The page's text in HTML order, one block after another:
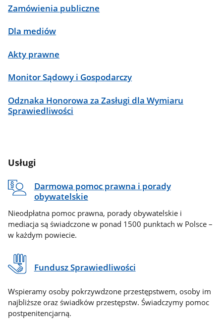
Zamówienia publiczne
Dla mediów
Akty prawne
Monitor Sądowy i Gospodarczy
Odznaka Honorowa za Zasługi dla Wymiaru
Sprawiedliwości
Usługi
Darmowa pomoc prawna i porady
obywatelskie
Nieodpłatna pomoc prawna, porady obywatelskie i
mediacja są świadczone w ponad 1500 punktach w Polsce –
w każdym powiecie.
Fundusz Sprawiedliwości
Wspieramy osoby pokrzywdzone przestępstwem, osoby im
najbliższe oraz świadków przestępstw. Świadczymy pomoc
postpenitencjarną.